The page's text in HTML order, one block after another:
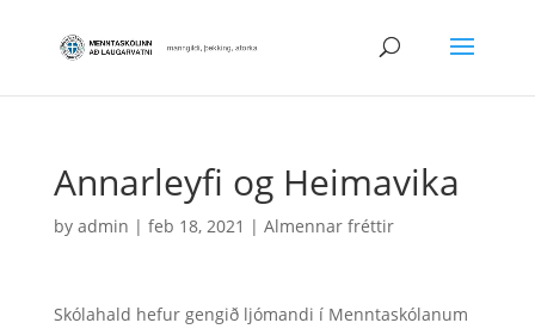
Annarleyfi og Heimavika
by admin | feb 18, 2021 | Almennar fréttir
Skólahald hefur gengið ljómandi í Menntaskólanum